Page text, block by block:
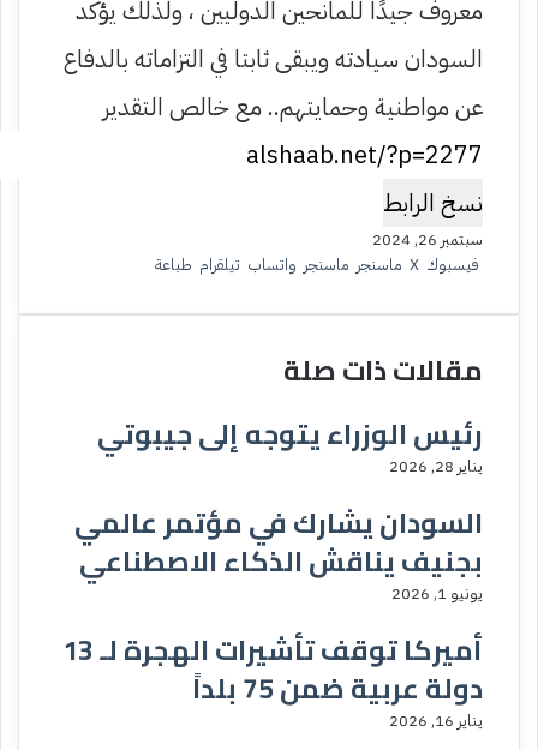
معروف جيدًا للمانحين الدوليين ، ولذلك يؤكد
السودان سيادته ويبقى ثابتا في التزاماته بالدفاع
عن مواطنية وحمايتهم.. مع خالص التقدير
نسخ الرابط
سبتمبر 26, 2024
فيسبوك ‫X ماسنجر ماسنجر واتساب تيلقرام طباعة
مقالات ذات صلة
رئيس الوزراء يتوجه إلى جيبوتي
يناير 28, 2026
السودان يشارك في مؤتمر عالمي
بجنيف يناقش الذكاء الاصطناعي
يونيو 1, 2026
أميركا توقف تأشيرات الهجرة لـ 13
دولة عربية ضمن 75 بلداً
يناير 16, 2026